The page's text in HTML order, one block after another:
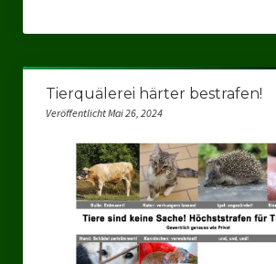
Tierquälerei härter bestrafen!
Veröffentlicht Mai 26, 2024